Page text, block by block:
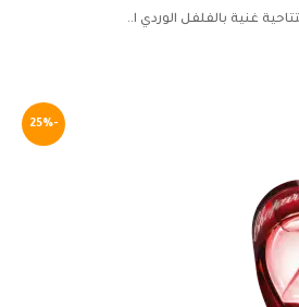
غنية بالفلفل الوردي ا..
-25%